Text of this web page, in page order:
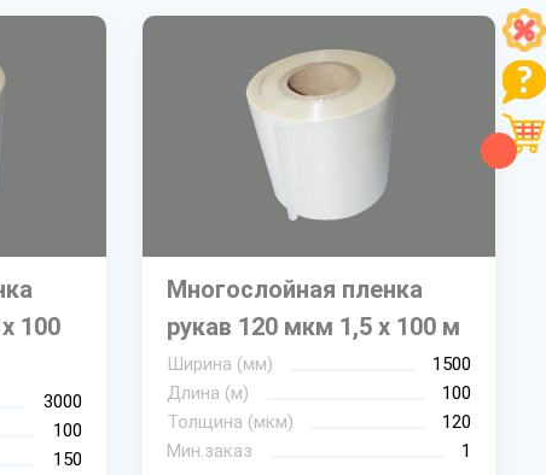
100
3000
100
150
Многослойная пленка
рукав 120 мкм 1,5 х 100 м
Ширина (мм)
1500
Длина (м)
100
Толщина (мкм)
120
Мин.заказ
1